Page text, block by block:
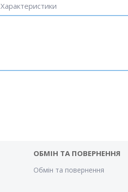
Характеристики
ОБМІН ТА ПОВЕРНЕННЯ
Обмін та повернення